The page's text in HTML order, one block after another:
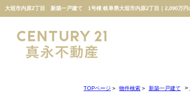
大垣市内原2丁目 新築一戸建て 1号棟 岐阜県大垣市内原2丁目｜2,090万円
TOPページ > 物件検索 > 新築一戸建て >